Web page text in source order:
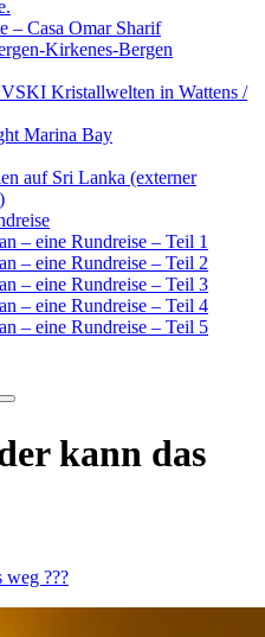
– Casa Omar Sharif
Kirkenes-Bergen
Kristallwelten in Wattens /
Marina Bay
auf Sri Lanka (externer
– eine Rundreise – Teil 1
– eine Rundreise – Teil 2
– eine Rundreise – Teil 3
– eine Rundreise – Teil 4
– eine Rundreise – Teil 5
kann das
weg ???